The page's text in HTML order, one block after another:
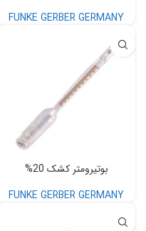
FUNKE GERBER GERMANY
بوتیرومتر کشک 20%
FUNKE GERBER GERMANY